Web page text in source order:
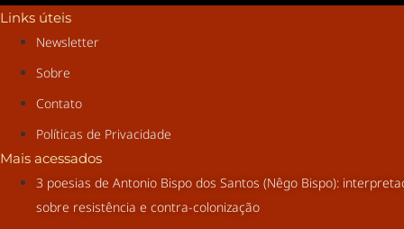
Links úteis
Newsletter
Sobre
Contato
Políticas de Privacidade
Mais acessados
3 poesias de Antonio Bispo dos Santos (Nêgo Bispo):
sobre resistência e contra-colonização